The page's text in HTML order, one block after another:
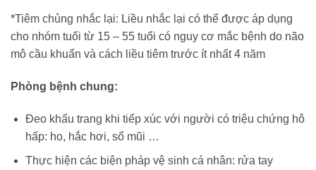
*Tiêm chủng nhắc lại: Liều nhắc lại có thể được áp dụng
cho nhóm tuổi từ 15 – 55 tuổi có nguy cơ mắc bệnh do não
mô cầu khuẩn và cách liều tiêm trước ít nhất 4 năm
Phòng bệnh chung:
Đeo khẩu trang khi tiếp xúc với người có triệu chứng hô
hấp: ho, hắc hơi, sổ mũi …
Thực hiện các biện pháp vệ sinh cá nhân: rửa tay